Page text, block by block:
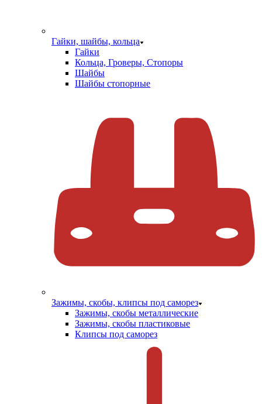
Гайки, шайбы, кольца
Гайки
Кольца, Гроверы, Стопоры
Шайбы
Шайбы стопорные
Зажимы, скобы, клипсы под саморез
Зажимы, скобы металлические
Зажимы, скобы пластиковые
Клипсы под саморез